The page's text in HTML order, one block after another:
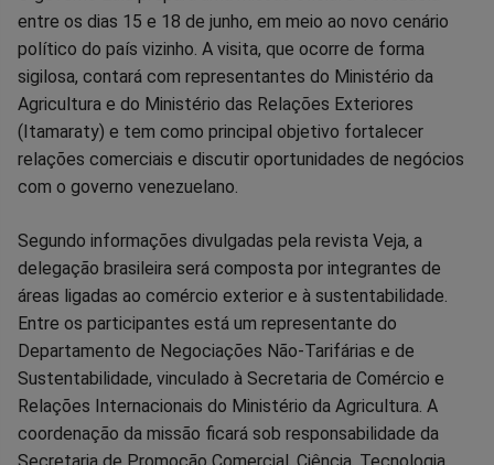
no
Facebook
no
Whatsapp
no
Twitter
no
Messenger
no
Telegram
no
Gettr
entre os dias 15 e 18 de junho, em meio ao novo cenário
político do país vizinho. A visita, que ocorre de forma
sigilosa, contará com representantes do Ministério da
Agricultura e do Ministério das Relações Exteriores
(Itamaraty) e tem como principal objetivo fortalecer
relações comerciais e discutir oportunidades de negócios
com o governo venezuelano.
Segundo informações divulgadas pela revista Veja, a
delegação brasileira será composta por integrantes de
áreas ligadas ao comércio exterior e à sustentabilidade.
Entre os participantes está um representante do
Departamento de Negociações Não-Tarifárias e de
Sustentabilidade, vinculado à Secretaria de Comércio e
Relações Internacionais do Ministério da Agricultura. A
coordenação da missão ficará sob responsabilidade da
Secretaria de Promoção Comercial, Ciência, Tecnologia,